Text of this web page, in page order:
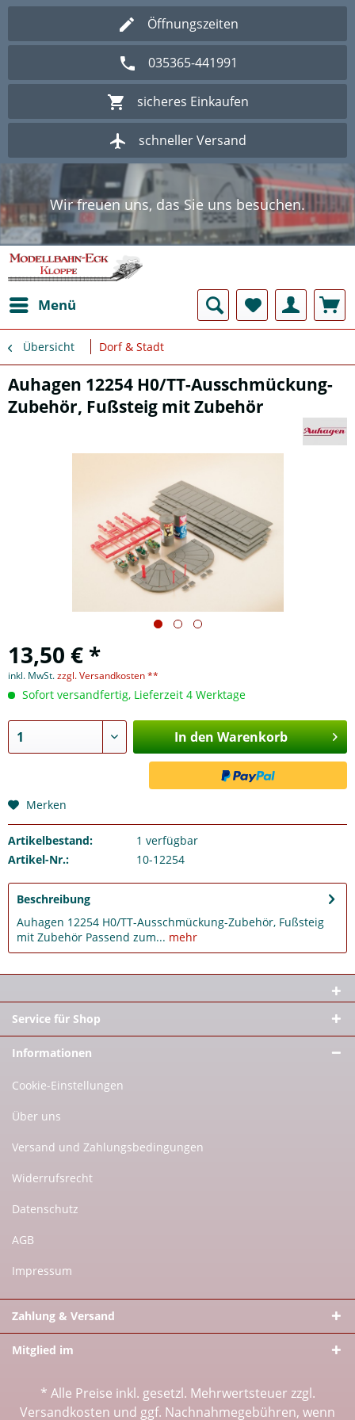
Öffnungszeiten
035365-441991
sicheres Einkaufen
schneller Versand
Wir freuen uns, das Sie uns besuchen.
Herzlich Willkommen im Onlineshop
Modellbahn - Eck Kloppe.
Wir freuen uns, das Sie uns besuchen.
Herzlich Willkommen im Onlineshop
Modellbahn - Eck Kloppe.
Menü
Übersicht Dorf & Stadt
Auhagen 12254 H0/TT-Ausschmückung-
Zubehör, Fußsteig mit Zubehör
13,50 € *
inkl. MwSt.zzgl. Versandkosten **
Sofort versandfertig, Lieferzeit 4 Werktage
In den Warenkorb
Merken
Artikelbestand: 1 verfügbar
Artikel-Nr.:
10-12254
Beschreibung
Auhagen 12254 H0/TT-Ausschmückung-Zubehör, Fußsteig
mit Zubehör Passend zum... mehr
Service für Shop
Informationen
Cookie-Einstellungen
Über uns
Versand und Zahlungsbedingungen
Widerrufsrecht
Datenschutz
AGB
Impressum
Zahlung & Versand
Mitglied im
* Alle Preise inkl. gesetzl. Mehrwertsteuer zzgl.
Versandkosten und ggf. Nachnahmegebühren, wenn